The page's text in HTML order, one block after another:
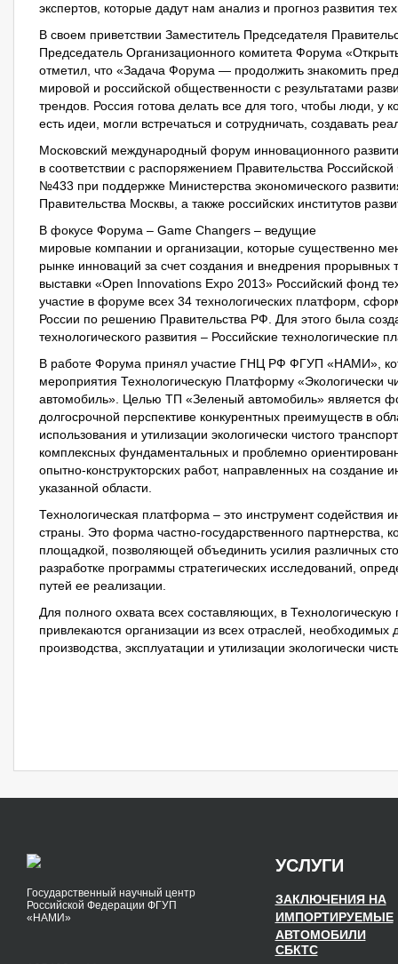
экспертов, которые дадут нам анализ и прогноз развития
В своем приветствии Заместитель Председателя
Председатель Организационного комитета Форума
отметил, что «Задача Форума — продолжить знакомить
мировой и российской общественности с результатами
трендов. Россия готова делать все для того, чтобы люди, у
есть идеи, могли встречаться и сотрудничать, создавать
Московский международный форум инновационного
в соответствии с распоряжением Правительства
№433 при поддержке Министерства экономического
Правительства Москвы, а также российских институтов
В фокусе Форума – Game Changers – ведущие
мировые компании и организации, которые существенно
рынке инноваций за счет создания и внедрения прорывных
выставки «Open Innovations Expo 2013» Российский фонд
участие в форуме всех 34 технологических платформ,
России по решению Правительства РФ. Для этого была
технологического развития – Российские технологические
В работе Форума принял участие ГНЦ РФ ФГУП «НАМИ»,
мероприятия Технологическую Платформу «Экологически
автомобиль». Целью ТП «Зеленый автомобиль» является
долгосрочной перспективе конкурентных преимуществ в
использования и утилизации экологически чистого
комплексных фундаментальных и проблемно
опытно-конструкторских работ, направленных на создание
указанной области.
Технологическая платформа – это инструмент содействия
страны. Это форма частно-государственного партнерства,
площадкой, позволяющей объединить усилия различных
разработке программы стратегических исследований,
путей ее реализации.
Для полного охвата всех составляющих, в
привлекаются организации из всех отраслей, необходимых
производства, эксплуатации и утилизации экологически
Государственный научный центр
Российской Федерации ФГУП
«НАМИ»
УСЛУГИ
ЗАКЛЮЧЕНИЯ НА
ИМПОРТИРУЕМЫЕ
АВТОМОБИЛИ
СБКТС